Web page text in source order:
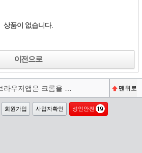
상품이 없습니다.
이전으로
맨위로
회원가입 사업자확인 성인안전